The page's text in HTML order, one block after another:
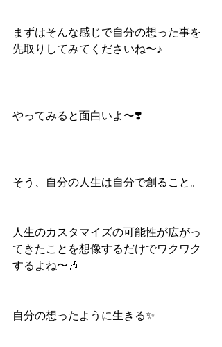
まずはそんな感じで自分の想った事を
先取りしてみてくださいね〜♪
やってみると面白いよ〜❣️
そう、自分の人生は自分で創ること。
人生のカスタマイズの可能性が広がっ
てきたことを想像するだけでワクワク
するよね〜🎶
自分の想ったように生きる✨